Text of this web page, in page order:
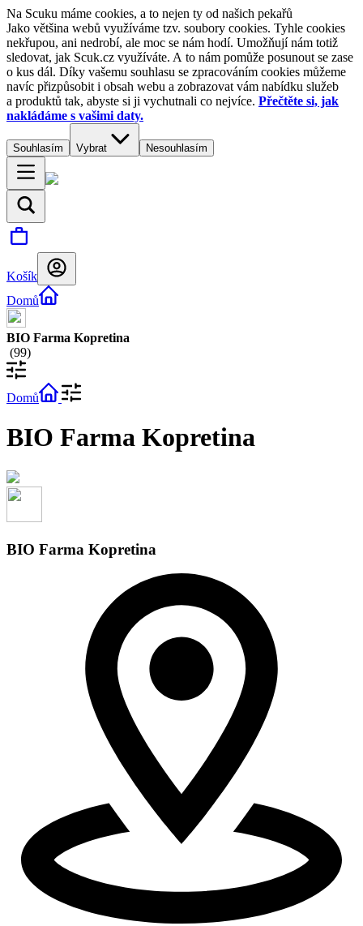
Na Scuku máme cookies, a to nejen ty od našich pekařů
Jako většina webů využíváme tzv. soubory cookies. Tyhle cookies
nekřupou, ani nedrobí, ale moc se nám hodí. Umožňují nám totiž
sledovat, jak Scuk.cz využíváte. A to nám pomůže posunout se zase
o kus dál. Díky vašemu souhlasu se zpracováním cookies můžeme
navíc přizpůsobit i obsah webu a zobrazovat vám nabídku služeb
a produktů tak, abyste si ji vychutnali co nejvíce. Přečtěte si, jak
nakládáme s vašimi daty.
Souhlasím Vybrat Nesouhlasím
Košík
Domů
BIO Farma Kopretina
(99)
Domů
BIO Farma Kopretina
BIO Farma Kopretina